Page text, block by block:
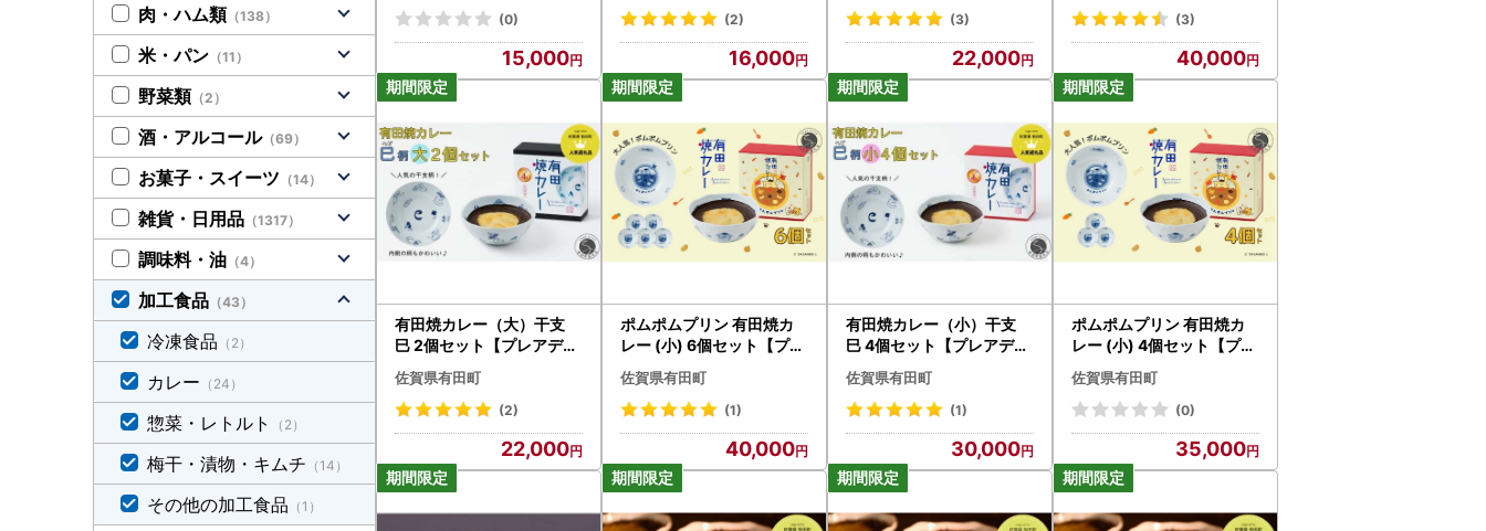
６：上絵付焼成（赤絵窯に入れて約800度で焼き上げます。釉薬の上に色絵具が焼き付いて完成します。完成した作品は、成形直
【クール便のお届けにつきまして】
※一部の離島や諸島地域には、冷凍・冷蔵のお品をお届けできません。ご了承ください。
※佐川急便で発送いたします。
【ご注文前にご確認ください】
お礼の品の配達日をご指定いただくことはできません。
備考欄等に入力いただいても対応できませんのでご了承ください。
・返礼品のお届け時期は、商品の「配送」情報をご覧ください。特に記載がないお品については、入金確認後2～3週間前後とな
ります。欠品時はさらに遅れる場合もございます。
【ご注文に際してご入力ください】
・申込の際にはお礼の品の受取希望の時間帯をご入力ください。
（ご希望いただいた時間帯に配達できない地域がございます。）
・ご不在日や長期不在になる期間がある場合は、必ず備考欄へご入力ください。
・番地や建物名等は必ずご入力ください。
【ご注文に際して予めご了承ください】
・必ず氏名・住所が住民票情報と一致するかご確認ください。寄附金受領証明書は住民票の住所に送付いたします。
お礼の品を住民票とは別の宛先に送付する場合は、別途「送付先」にてご指定ください。
・寄附完了後のキャンセルや申込内容の変更はできません。入力内容に間違いがないかご確認ください。
(0)
15,000
り物 ギフト al004
(2)
16,000
013
(3)
22,000
物 ギフト al003(3)
40,000
有田焼カレー（大）干支
巳 2個セット【プレアデス
賀県産米 贈り物 ギフト al
009
佐賀県有田町
(2)
22,000
ポムポムプリン 有田焼カ
レー (小) 6個セット【プレ
皿 焼カレー 佐賀県産米 贈
り物 ギフト al006
佐賀県有田町
(1)
40,000
有田焼カレー（小）干支
巳 4個セット【プレアデス
賀県産米 贈り物 ギフト al
008
佐賀県有田町
(1)
30,000
ポムポムプリン 有田焼カ
レー (小) 4個セット【プレ
皿 焼カレー 佐賀県産米 贈
り物 ギフト al005
佐賀県有田町
(0)
35,000
肉・ハム類 （138）
米・パン （11）
野菜類 （2）
酒・アルコール（69）
お菓子・スイーツ （14）
雑貨・日用品 （1317）
調味料・油 （4）
加工食品 （43）
冷凍食品 （2）
カレー （24）
惣菜・レトルト （2）
梅干・漬物・キムチ （14）
その他の加工食品 （1）